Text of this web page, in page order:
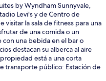
by Wyndham Sunnyvale,
Levi's y de Centro de
visitar la sala de fitness para una
de una comida o un
una bebida en el bar o
destacan su alberca al aire
está a una corta
transporte público: Estación de